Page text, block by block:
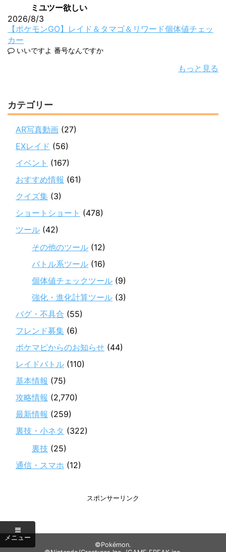
ミユツー欲しい
2026/8/3
【ポケモンGO】レイド＆タマゴ＆リワード個体値チェッ
カー
いいですよ 番号なんですか
もっと見る
カテゴリー
AR写真動画 (27)
EXレイド (56)
イベント (167)
おすすめ情報 (61)
クイズ集 (3)
ショートショート (478)
ツール (42)
その他のツール (12)
バトル系ツール (16)
個体値チェックツール (9)
強化・進化計算ツール (3)
バグ・不具合 (55)
フレンド募集 (6)
ポケマピからのお知らせ (44)
レイドバトル (110)
基本情報 (75)
攻略情報 (2,770)
最新情報 (259)
裏技・小ネタ (322)
裏技 (25)
通信・スマホ (12)
スポンサーリンク
©Pokémon.